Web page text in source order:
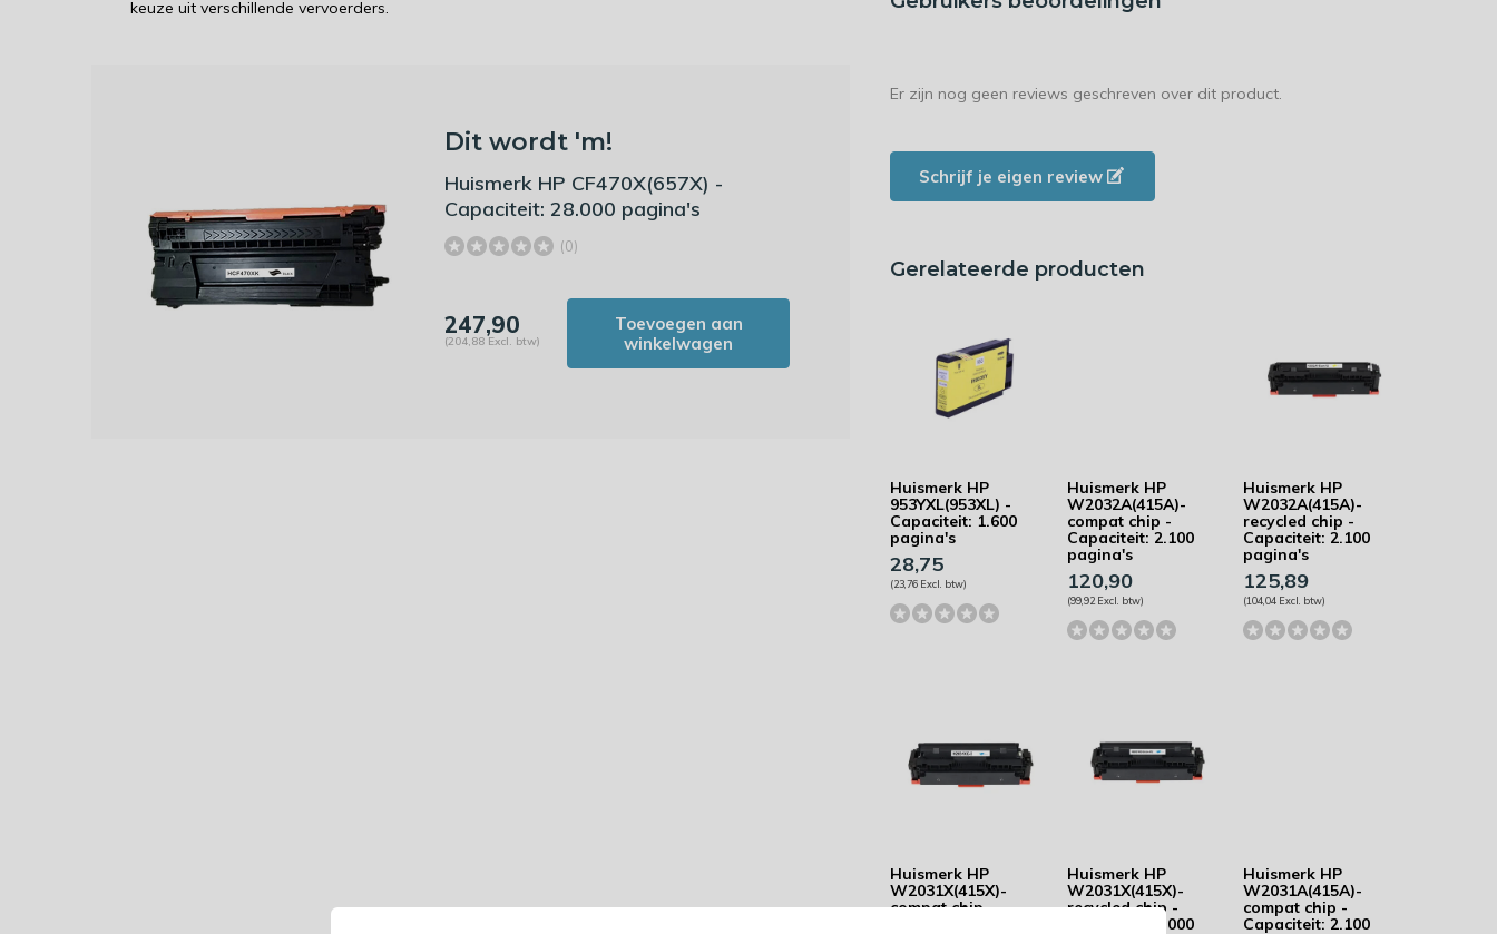
keuze uit verschillende vervoerders.
Dit wordt 'm!
Huismerk HP CF470X(657X) -
Capaciteit: 28.000 pagina's
(0)
247,90
(204,88 Excl. btw)
Toevoegen aan
winkelwagen
Er zijn nog geen reviews geschreven over dit product.
Schrijf je eigen review
Gerelateerde producten
Huismerk HP
953YXL(953XL) -
Capaciteit: 1.600
pagina's
28,75
(23,76 Excl. btw)
Huismerk HP
W2032A(415A)-
compat chip -
Capaciteit: 2.100
pagina's
120,90
(99,92 Excl. btw)
Huismerk HP
W2032A(415A)-
recycled chip -
Capaciteit: 2.100
pagina's
125,89
(104,04 Excl. btw)
Huismerk HP
W2031X(415X)-
compat chip -
Huismerk HP
W2031X(415X)-
recycled chip -
Capaciteit: 6.000
Huismerk HP
W2031A(415A)-
compat chip -
Capaciteit: 2.100